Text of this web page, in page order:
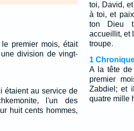
premier mois, était
division de vingt-
étaient au service de
l'un des
huit cents hommes,
toi, David,
à toi, et
ton Dieu
accueillit, et
troupe.
1
A la tête de
premier
Zabdiel; et
quatre mille